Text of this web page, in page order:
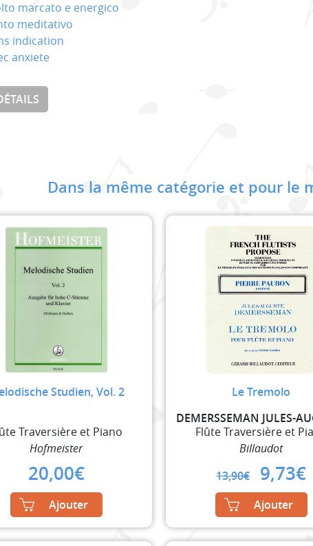
marcato e energico
meditativo
indication
anxiete
Dans la même catégorie et pour le
Studien, Vol. 2
Traversière et Piano
Hofmeister
20,00€
Ajouter
Le Tremolo
Flûte Traversière et
Billaudot
13,90€
price
was:
9,73€
Ajouter